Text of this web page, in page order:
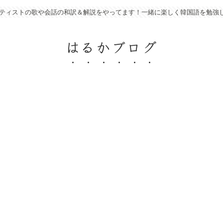
ィストの歌や会話の和訳＆解説をやってます！一緒に楽しく韓国語を勉強
はるかブログ